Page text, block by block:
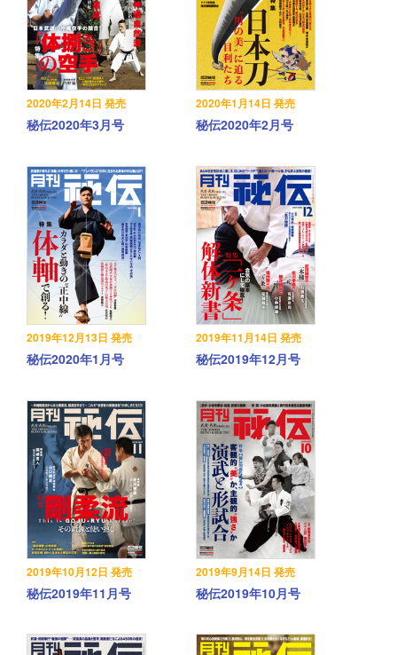
2020年2月14日 発売
秘伝2020年3月号
2020年1月14日 発売
秘伝2020年2月号
2019年12月13日 発売
秘伝2020年1月号
2019年11月14日 発売
秘伝2019年12月号
2019年10月12日 発売
秘伝2019年11月号
2019年9月14日 発売
秘伝2019年10月号